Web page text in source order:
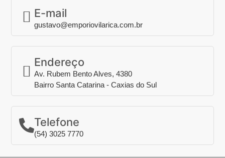
E-mail
gustavo@emporiovilarica.com.br
Endereço
Av. Rubem Bento Alves, 4380
Bairro Santa Catarina - Caxias do Sul
Telefone
(54) 3025 7770